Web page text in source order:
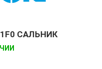
САЛЬНИК